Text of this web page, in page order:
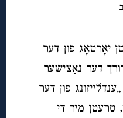
יאָרטאָג פון דער
דער נאַצישער
פון דער
טרעטן מיר די